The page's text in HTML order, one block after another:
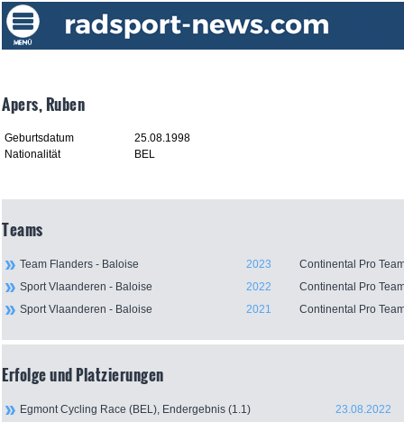
Apers, Ruben
Geburtsdatum
25.08.1998
Nationalität
BEL
Teams
Team Flanders - Baloise 2023
Continental Pro
Sport Vlaanderen - Baloise
2022
Continental Pro
Sport Vlaanderen - Baloise
2021 Continental Pro
Erfolge und Platzierungen
Egmont Cycling Race (BEL), Endergebnis (1.1) 23.08.2022